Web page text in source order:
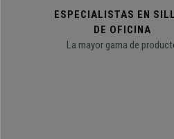
ESPECIALISTAS EN
DE OFICINA
La mayor gama de